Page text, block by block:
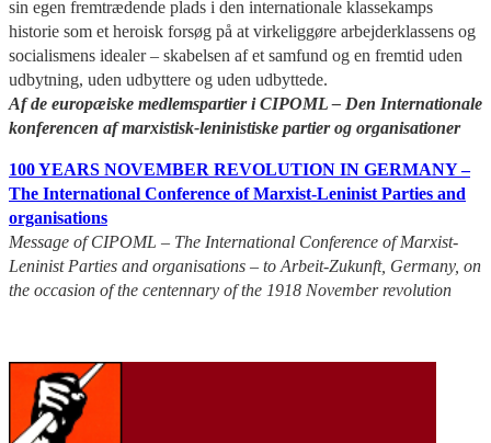
sin egen fremtrædende plads i den internationale klassekamps
historie som et heroisk forsøg på at virkeliggøre arbejderklassens og
socialismens idealer – skabelsen af et samfund og en fremtid uden
udbytning, uden udbyttere og uden udbyttede.
Af de europæiske medlemspartier i CIPOML – Den Internationale
konferencen af marxistisk-leninistiske partier og organisationer
100 YEARS NOVEMBER REVOLUTION IN GERMANY –
The International Conference of Marxist-Leninist Parties and
organisations
Message of CIPOML – The International Conference of Marxist-
Leninist Parties and organisations – to Arbeit-Zukunft, Germany, on
the occasion of the centennary of the 1918 November revolution